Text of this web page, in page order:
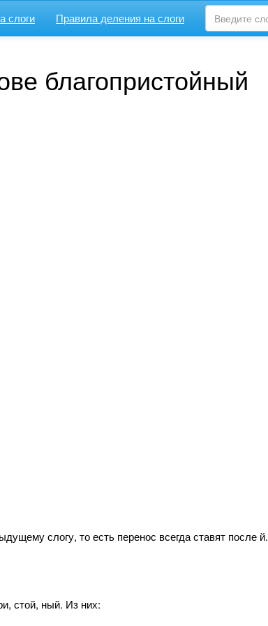
слоги Правила деления на слоги
благопристойный
слогу, то есть перенос всегда ставят после й.
стой, ный. Из них: